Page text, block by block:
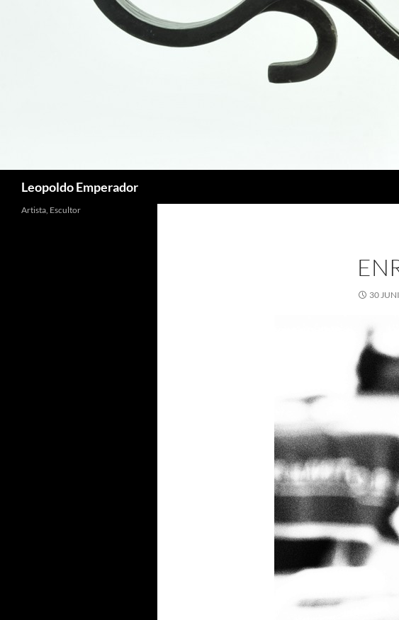
Leopoldo Emperador
30
Artista, Escultor